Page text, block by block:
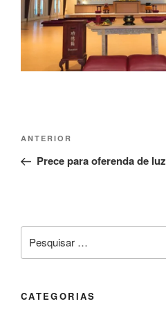
ANTERIOR
Prece para oferenda de luz
CATEGORIAS